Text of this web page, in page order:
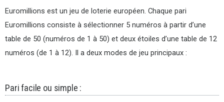
Euromillions est un jeu de loterie européen. Chaque pari
Euromillions consiste à sélectionner 5 numéros à partir d’une
table de 50 (numéros de 1 à 50) et deux étoiles d’une table de 12
numéros (de 1 à 12). Il a deux modes de jeu principaux :
Pari facile ou simple :